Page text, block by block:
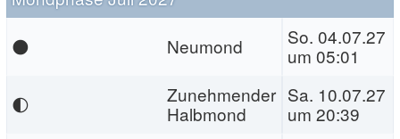
🌑
Neumond
So. 04.07.27
um 05:01
🌓
Zunehmender
Halbmond
Sa. 10.07.27
um 20:39